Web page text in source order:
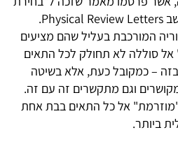
העורך" בירחון המדעי הנחשב Physical Review Letters.
המורכבת בעליל שהם מציעים
סוללה לא תחולק לכל התאים
– כמקובל כעת, אלא בשיטה
וגם מתקשרים זה עם זה.
אל כל התאים בבת אחת
ביותר.